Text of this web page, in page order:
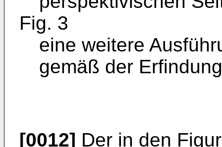
Fig. 3
eine weitere
gemäß der
[0012] Der in den